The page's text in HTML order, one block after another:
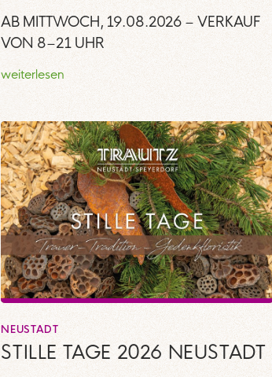
AB MITTWOCH, 19.08.2026 – VERKAUF
VON 8–21 UHR
weiterlesen
NEUSTADT
STILLE TAGE 2026 NEUSTADT